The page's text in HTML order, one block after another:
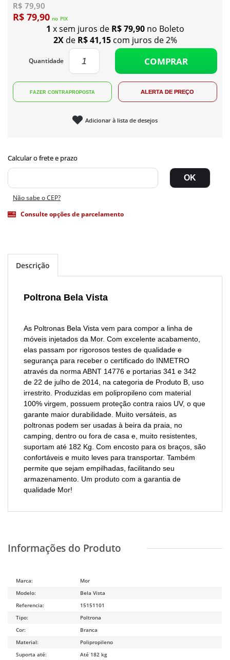
R$ 79,90
R$ 79,90 no PIX
1 x sem juros de R$ 79,90no Boleto
2Xde R$ 41,15 com juros de 2%
Quantidade COMPRAR
Adicionar à lista de desejos
Não sabe o CEP?
Consulte opções de parcelamento
Descrição
Poltrona Bela Vista
As Poltronas Bela Vista vem para compor a linha de
móveis injetados da Mor. Com excelente acabamento,
elas passam por rigorosos testes de qualidade e
segurança para receber o certificado do INMETRO
através da norma ABNT 14776 e portarias 341 e 342
de 22 de julho de 2014, na categoria de Produto B, uso
irrestrito. Produzidas em polipropileno com material
100% virgem, possuem proteção contra raios UV, o que
garante maior durabilidade. Muito versáteis, as
poltronas podem ser usadas à beira da praia, no
camping, dentro ou fora de casa e, muito resistentes,
suportam até 182 Kg. Com encosto para os braços, são
confortáveis e muito leves para transportar. Também
permite que sejam empilhadas, facilitando seu
armazenamento. Um produto com a garantia de
qualidade Mor!
Marca:
Mor
Modelo:
Bela Vista
Referencia:
15151101
Tipo:
Poltrona
Cor:
Branca
Material:
Polipropileno
Suporta até:
Até 182 kg